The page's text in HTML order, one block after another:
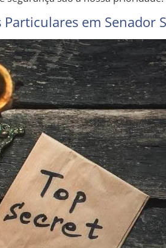
Particulares em Senador